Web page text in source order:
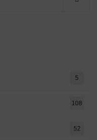
5
108
52